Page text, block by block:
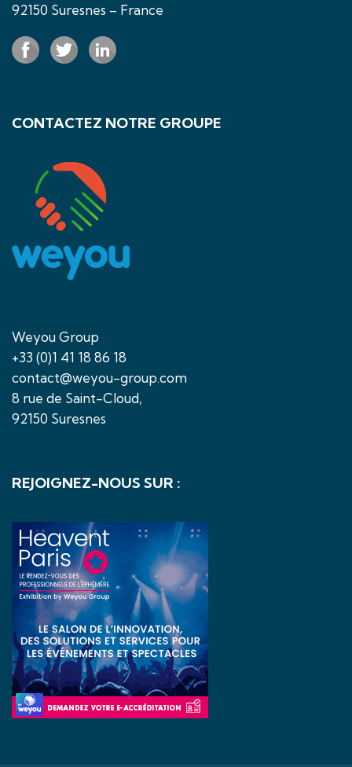
92150 Suresnes – France
CONTACTEZ NOTRE GROUPE
Weyou Group
+33 (0)1 41 18 86 18
contact@weyou-group.com
8 rue de Saint-Cloud,
92150 Suresnes
REJOIGNEZ-NOUS SUR :